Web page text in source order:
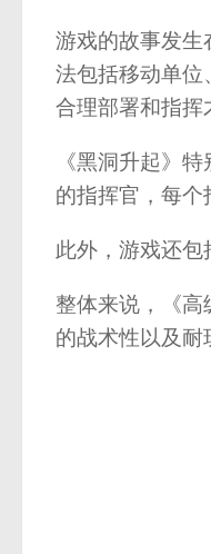
游戏的故事发生
法包括移动单位
合理部署和指挥
《黑洞升起》
的指挥官，每个
此外，游戏还包
整体来说，《高
的战术性以及耐